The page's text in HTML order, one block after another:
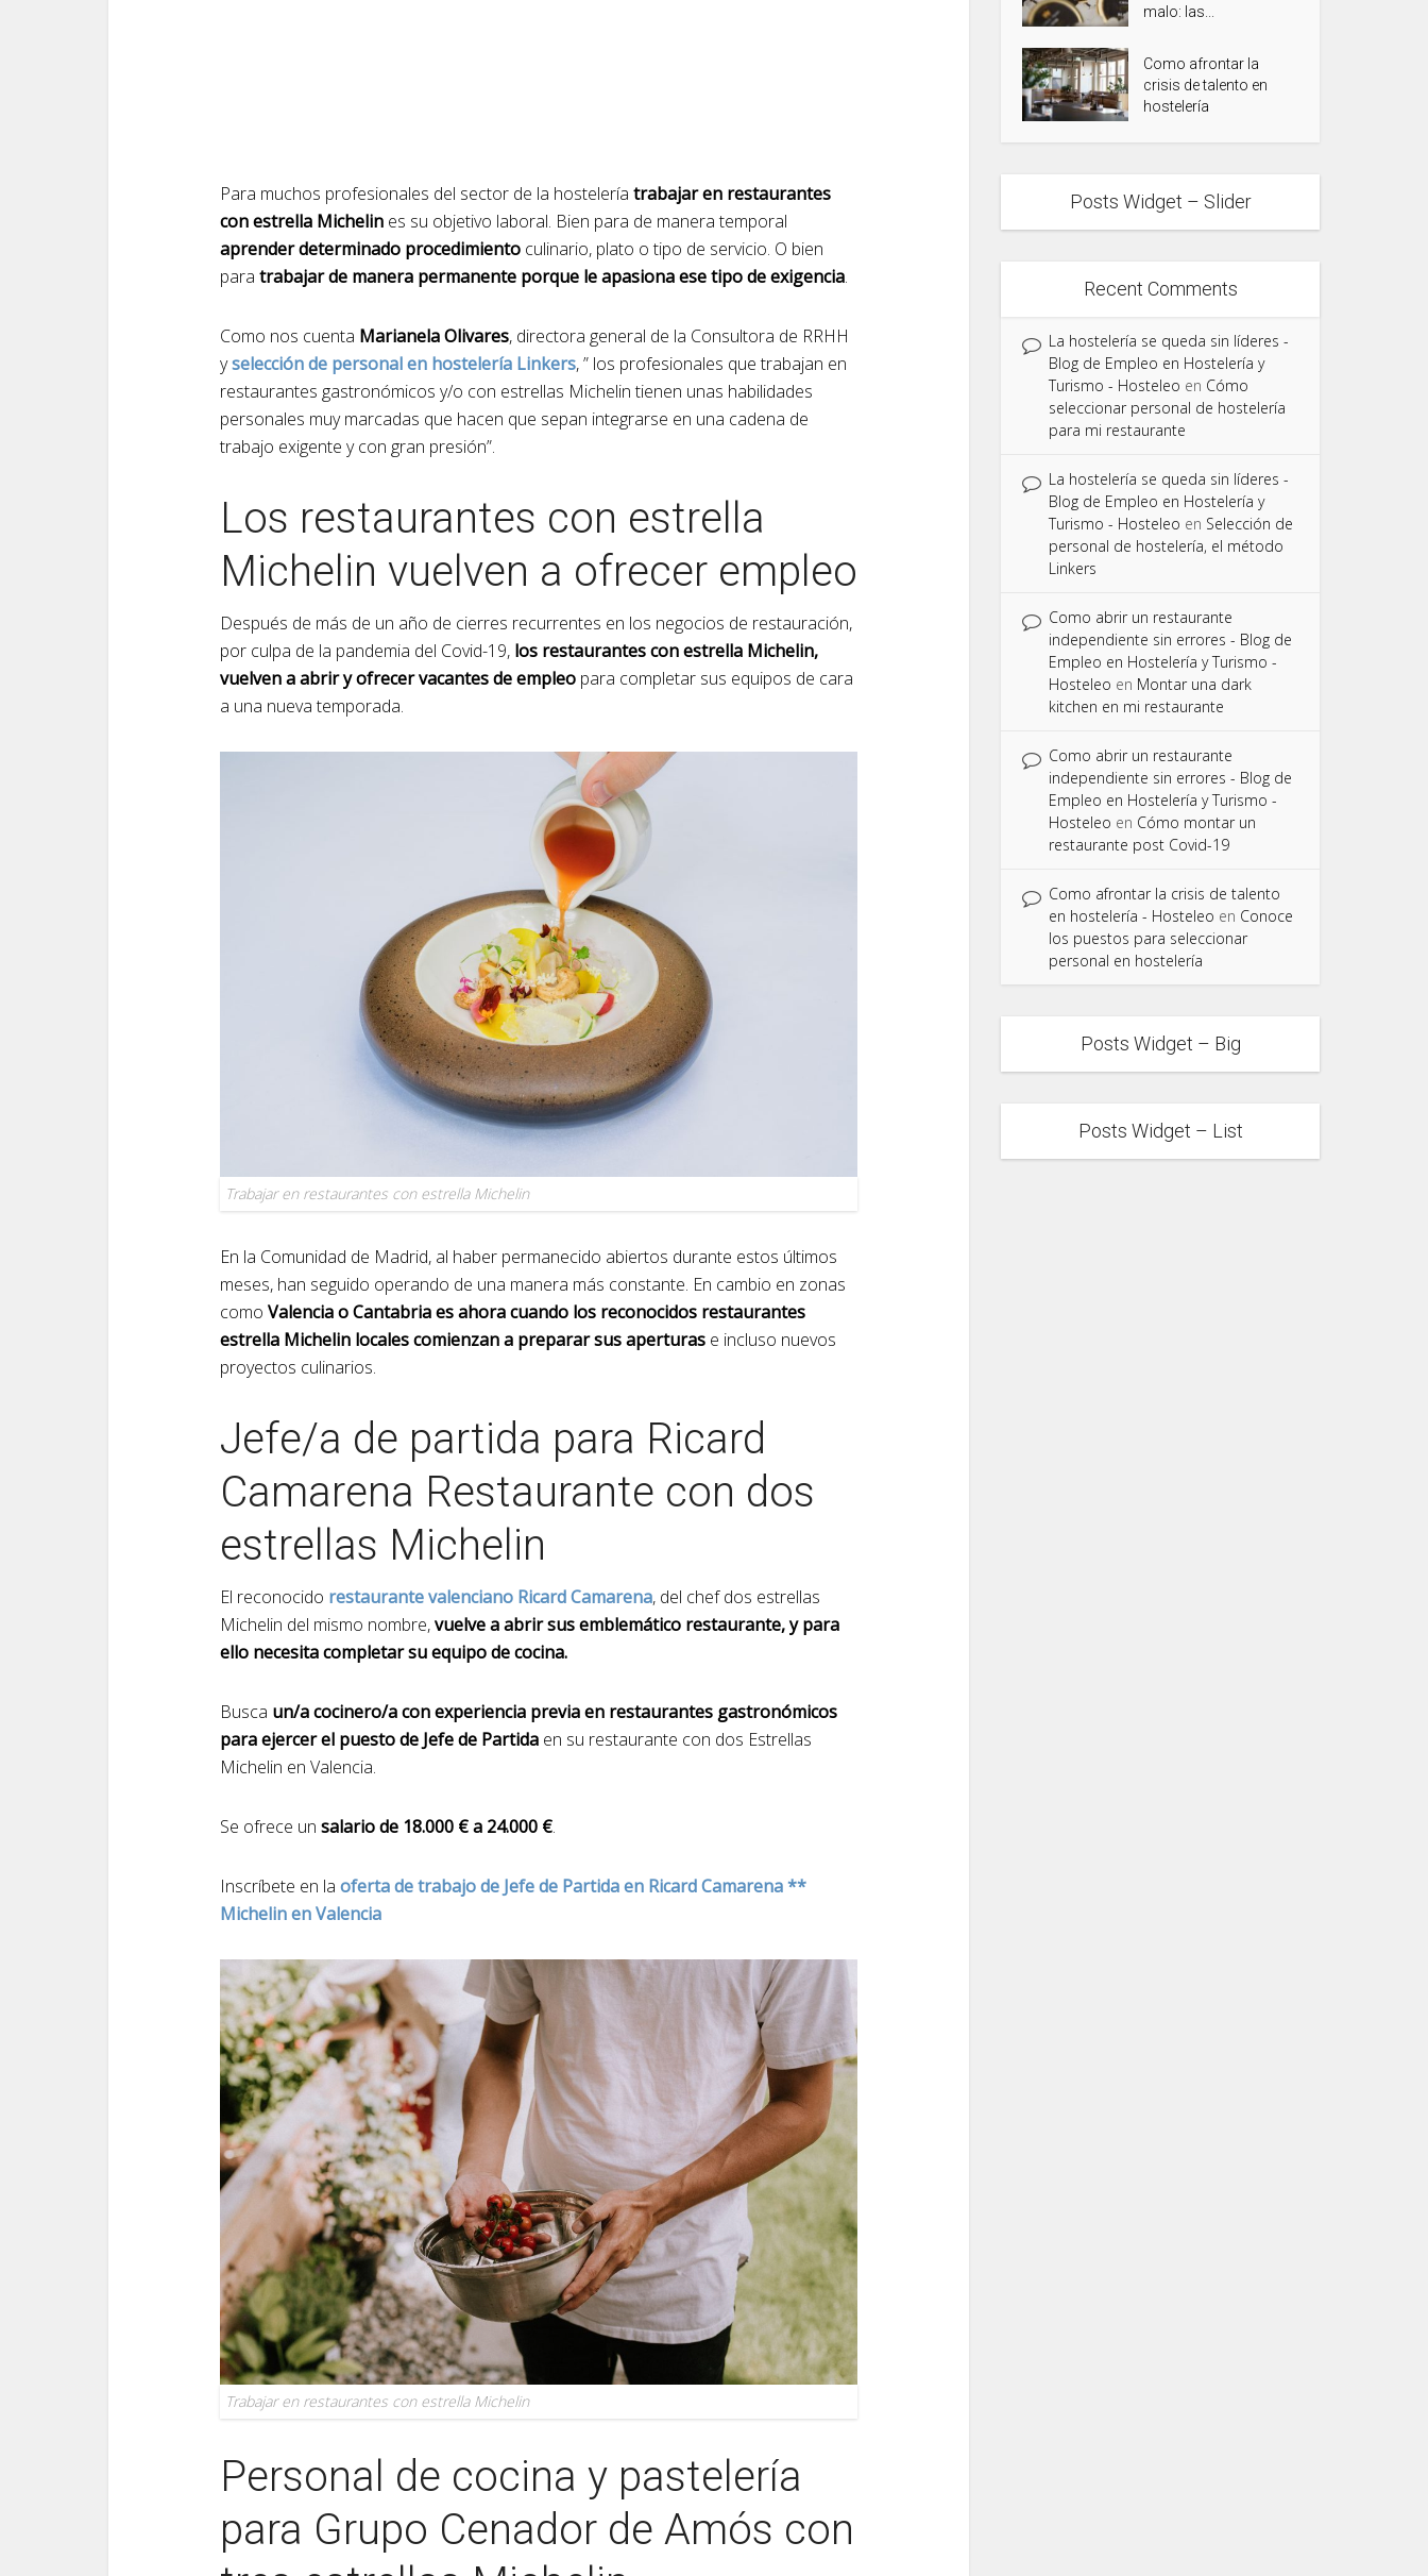
Para muchos profesionales del sector de la hostelería trabajar en restaurantes
con estrella Michelin es su objetivo laboral. Bien para de manera temporal
aprender determinado procedimiento culinario, plato o tipo de servicio. O bien
para trabajar de manera permanente porque le apasiona ese tipo de exigencia.
Como nos cuenta Marianela Olivares, directora general de la Consultora de RRHH
yselección de personal en hostelería Linkers, ” los profesionales que trabajan en
restaurantes gastronómicos y/o con estrellas Michelin tienen unas habilidades
personales muy marcadas que hacen que sepan integrarse en una cadena de
trabajo exigente y con gran presión”.
Los restaurantes con estrella
Michelin vuelven a ofrecer empleo
Después de más de un año de cierres recurrentes en los negocios de restauración,
por culpa de la pandemia del Covid-19, los restaurantes con estrella Michelin,
vuelven a abrir y ofrecer vacantes de empleo para completar sus equipos de cara
a una nueva temporada.
Trabajar en restaurantes con estrella Michelin
En la Comunidad de Madrid, al haber permanecido abiertos durante estos últimos
meses, han seguido operando de una manera más constante. En cambio en zonas
como Valencia o Cantabria es ahora cuando los reconocidos restaurantes
estrella Michelin locales comienzan a preparar sus aperturas e incluso nuevos
proyectos culinarios.
Jefe/a de partida para Ricard
Camarena Restaurante con dos
estrellas Michelin
El reconocido restaurante valenciano Ricard Camarena, del chef dos estrellas
Michelin del mismo nombre,vuelve a abrir sus emblemático restaurante, y para
ello necesita completar su equipo de cocina.
Busca un/a cocinero/a con experiencia previa en restaurantes gastronómicos
para ejercer el puesto de Jefe de Partida en su restaurante con dos Estrellas
Michelin en Valencia.
Se ofrece un salario de 18.000 € a 24.000 €.
Inscríbete en la oferta de trabajo de Jefe de Partida en Ricard Camarena **
Michelin en Valencia
Trabajar en restaurantes con estrella Michelin
Personal de cocina y pastelería
para Grupo Cenador de Amós con
malo: las...
Como afrontar la
crisis de talento en
hostelería
Posts Widget – Slider
Recent Comments
La hostelería se queda sin líderes -
Blog de Empleo en Hostelería y
Turismo - Hosteleo en Cómo
seleccionar personal de hostelería
para mi restaurante
La hostelería se queda sin líderes -
Blog de Empleo en Hostelería y
Turismo - Hosteleo en Selección de
personal de hostelería, el método
Linkers
Como abrir un restaurante
independiente sin errores - Blog de
Empleo en Hostelería y Turismo -
Hosteleo en Montar una dark
kitchen en mi restaurante
Como abrir un restaurante
independiente sin errores - Blog de
Empleo en Hostelería y Turismo -
Hosteleo en Cómo montar un
restaurante post Covid-19
Como afrontar la crisis de talento
en hostelería - Hosteleo en Conoce
los puestos para seleccionar
personal en hostelería
Posts Widget – Big
Posts Widget – List